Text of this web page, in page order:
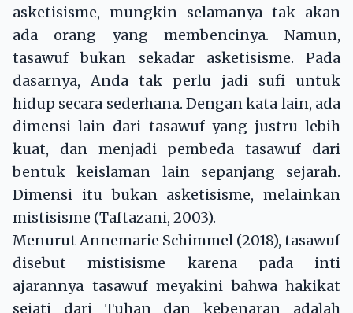
asketisisme, mungkin selamanya tak akan
ada orang yang membencinya. Namun,
tasawuf bukan sekadar asketisisme. Pada
dasarnya, Anda tak perlu jadi sufi untuk
hidup secara sederhana. Dengan kata lain, ada
dimensi lain dari tasawuf yang justru lebih
kuat, dan menjadi pembeda tasawuf dari
bentuk keislaman lain sepanjang sejarah.
Dimensi itu bukan asketisisme, melainkan
mistisisme (Taftazani, 2003).
Menurut Annemarie Schimmel (2018), tasawuf
disebut mistisisme karena pada inti
ajarannya tasawuf meyakini bahwa hakikat
sejati dari Tuhan dan kebenaran adalah